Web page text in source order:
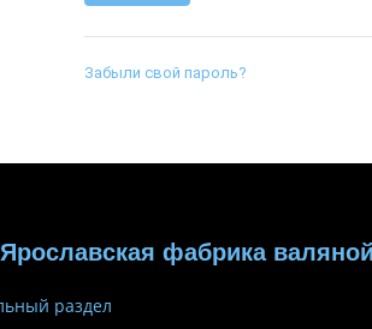
Забыли свой пароль?
фабрика
раздел